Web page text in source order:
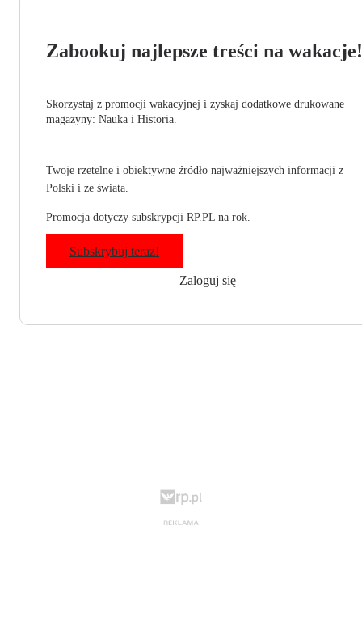
Zabookuj najlepsze treści na wakacje!
Skorzystaj z promocji wakacyjnej i zyskaj dodatkowe drukowane
magazyny: Nauka i Historia.
Twoje rzetelne i obiektywne źródło najważniejszych informacji z
Polski i ze świata.
Promocja dotyczy subskrypcji RP.PL na rok.
Subskrybuj teraz!
Zaloguj się